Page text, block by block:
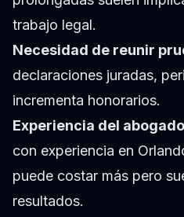
trabajo legal.
Necesidad de reunir
declaraciones juradas,
incrementa honorarios.
Experiencia del
con experiencia en
puede costar más pero
resultados.